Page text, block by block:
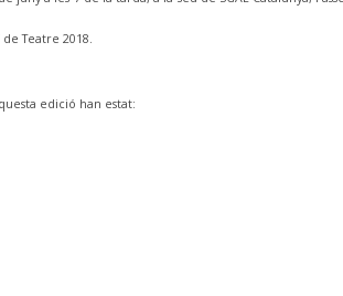
Teatre 2018.
edició han estat: